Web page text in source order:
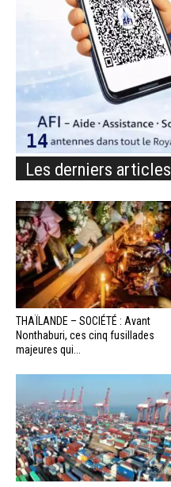
Les derniers articles
THAÏLANDE – SOCIÉTÉ : Avant
Nonthaburi, ces cinq fusillades
majeures qui...